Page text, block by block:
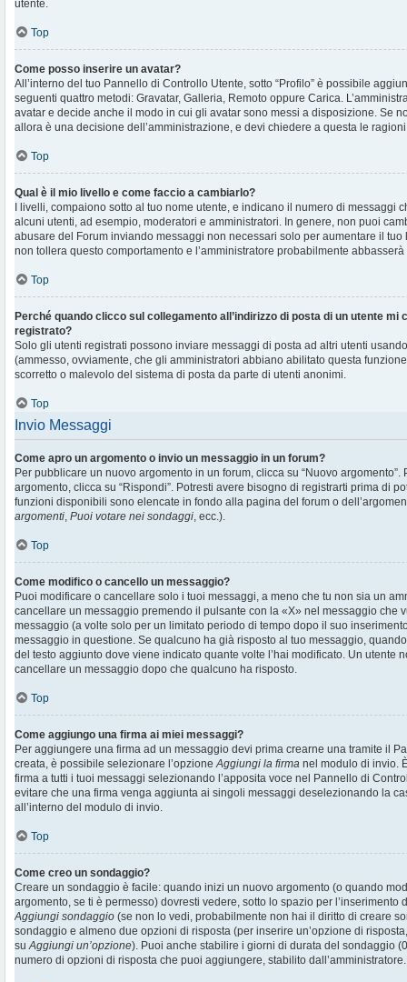
utente.
Top
Come posso inserire un avatar?
All’interno del tuo Pannello di Controllo Utente, sotto “Profilo” è possibile
seguenti quattro metodi: Gravatar, Galleria, Remoto oppure Carica.
avatar e decide anche il modo in cui gli avatar sono messi a disposizione. Se
allora è una decisione dell’amministrazione, e devi chiedere a questa le
Top
Qual è il mio livello e come faccio a cambiarlo?
I livelli, compaiono sotto al tuo nome utente, e indicano il numero di messaggi
alcuni utenti, ad esempio, moderatori e amministratori. In genere, non puoi
abusare del Forum inviando messaggi non necessari solo per aumentare il
non tollera questo comportamento e l’amministratore probabilmente
Top
Perché quando clicco sul collegamento all’indirizzo di posta di un utente mi
registrato?
Solo gli utenti registrati possono inviare messaggi di posta ad altri utenti
(ammesso, ovviamente, che gli amministratori abbiano abilitato questa
scorretto o malevolo del sistema di posta da parte di utenti anonimi.
Top
Invio Messaggi
Come apro un argomento o invio un messaggio in un forum?
Per pubblicare un nuovo argomento in un forum, clicca su “Nuovo
argomento, clicca su “Rispondi”. Potresti avere bisogno di registrarti prima di
funzioni disponibili sono elencate in fondo alla pagina del forum o
argomenti, Puoi votare nei sondaggi, ecc.).
Top
Come modifico o cancello un messaggio?
Puoi modificare o cancellare solo i tuoi messaggi, a meno che tu non sia un
cancellare un messaggio premendo il pulsante con la «X» nel messaggio che
messaggio (a volte solo per un limitato periodo di tempo dopo il suo
messaggio in questione. Se qualcuno ha già risposto al tuo messaggio,
del testo aggiunto dove viene indicato quante volte l’hai modificato. Un utente
cancellare un messaggio dopo che qualcuno ha risposto.
Top
Come aggiungo una firma ai miei messaggi?
Per aggiungere una firma ad un messaggio devi prima crearne una tramite il
creata, è possibile selezionare l’opzioneAggiungi la firma nel modulo di invio.
firma a tutti i tuoi messaggi selezionando l’apposita voce nel Pannello di
evitare che una firma venga aggiunta ai singoli messaggi deselezionando la
all’interno del modulo di invio.
Top
Come creo un sondaggio?
Creare un sondaggio è facile: quando inizi un nuovo argomento (o quando
argomento, se ti è permesso) dovresti vedere, sotto lo spazio per
Aggiungi sondaggio (se non lo vedi, probabilmente non hai il diritto di creare
sondaggio e almeno due opzioni di risposta (per inserire un’opzione di
suAggiungi un’opzione). Puoi anche stabilire i giorni di durata del sondaggio
numero di opzioni di risposta che puoi aggiungere, stabilito dall’amministratore.